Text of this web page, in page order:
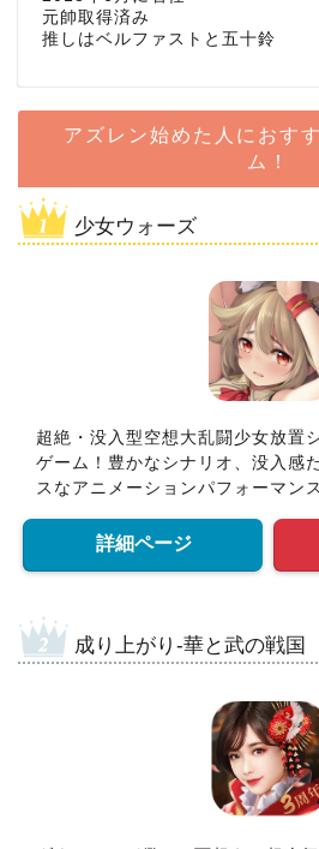
元帥取得済み
推しはベルファストと五十鈴
アズレン始めた人におす
ム！
少女ウォーズ
超絶・没入型空想大乱闘少女放置
ゲーム！豊かなシナリオ、没入感
スなアニメーションパフォーマン
詳細ページ
成り上がり-華と武の戦国